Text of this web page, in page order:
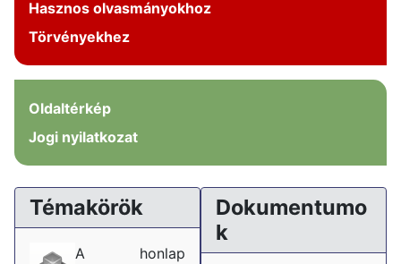
Hasznos olvasmányokhoz
Törvényekhez
Oldaltérkép
Jogi nyilatkozat
Témakörök
A honlap
Dokumentumo
k